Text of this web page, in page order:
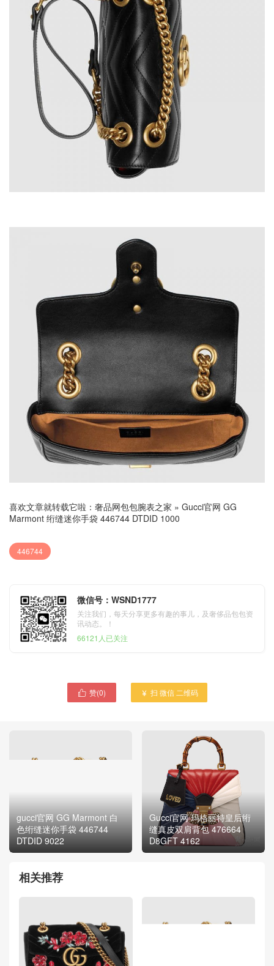
喜欢文章就转载它啦： 奢品网包包腕表之家 » Gucci官网 GG
Marmont 绗缝迷你手袋 446744 DTDID 1000
446744
微信号：WSND1777
关注我们，每天分享更多有趣的事儿，及奢侈品包包资
讯动态。！
66121人已关注
 赞(0)  扫 微信 二维码
gucci官网 GG Marmont 白
色绗缝迷你手袋 446744
DTDID 9022
Gucci官网 玛格丽特皇后绗
缝真皮双肩背包 476664
D8GFT 4162
相关推荐